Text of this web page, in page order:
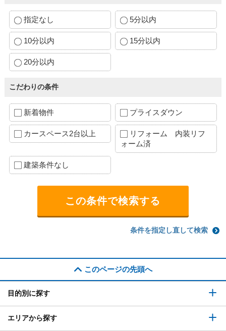
指定なし 5分以内
10分以内 15分以内
20分以内
こだわりの条件
新着物件 プライスダウン
カースペース2台以上
リフォーム 内装リフ
ォーム済
建築条件なし
条件を指定し直して検索
このページの先頭へ
目的別に探す
エリアから探す